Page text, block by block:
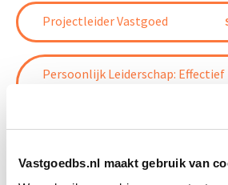
Vastgoedbs.nl maakt gebruik van
Projectleider Vastgoed
Persoonlijk Leiderschap: Effectief